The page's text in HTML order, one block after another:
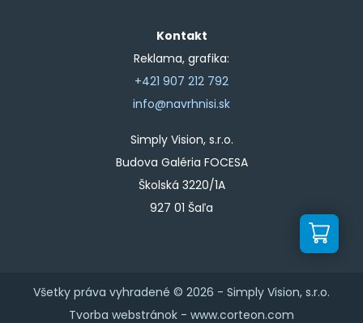
Kontakt
Reklama, grafika:
+421 907 212 792
info@navrhnisi.sk
Simply Vision, s.r.o.
Budova Galéria FOCESA
Školská 3220/1A
927 01 Šaľa
Všetky práva vyhradené © 2026 - Simply Vision, s.r.o.
Tvorba webstránok - www.corteon.com